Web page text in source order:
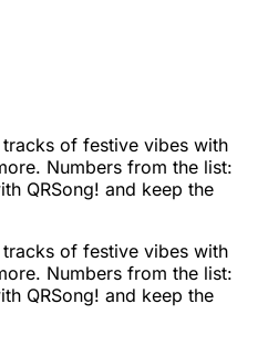
of festive vibes with
Numbers from the list:
QRSong! and keep the
of festive vibes with
Numbers from the list:
QRSong! and keep the